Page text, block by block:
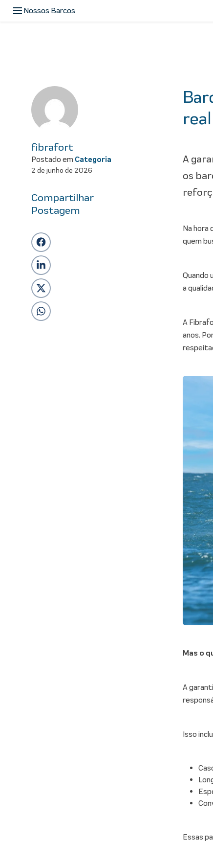
Pular para o conteúdo
Menu de Navegação
Nossos Barcos
fibrafort
Postado em Categoria
2 de junho de 2026
Compartilhar
Postagem
A
os
Na hora
quem
Quando
a
A
anos.
Mas o
A
Isso
Essas